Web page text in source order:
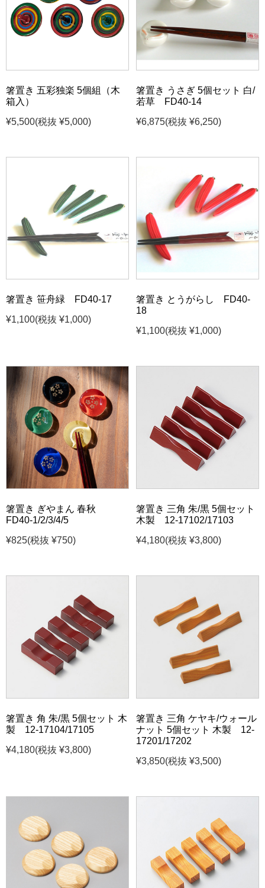
箸置き 五彩独楽 5個組（木
箱入）
¥5,500(税抜 ¥5,000)
箸置き うさぎ 5個セット 白/
若草 FD40-14
¥6,875(税抜 ¥6,250)
箸置き 笹舟緑 FD40-17
¥1,100(税抜 ¥1,000)
箸置き とうがらし FD40-
18
¥1,100(税抜 ¥1,000)
箸置き ぎやまん 春秋
FD40-1/2/3/4/5
¥825(税抜 ¥750)
箸置き 三角 朱/黒 5個セット
木製 12-17102/17103
¥4,180(税抜 ¥3,800)
箸置き 角 朱/黒 5個セット 木
製 12-17104/17105
¥4,180(税抜 ¥3,800)
箸置き 三角 ケヤキ/ウォール
ナット 5個セット 木製 12-
17201/17202
¥3,850(税抜 ¥3,500)